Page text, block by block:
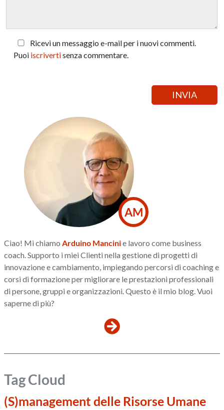
Ricevi un messaggio e-mail per i nuovi commenti.
Puoi iscrivertisenza commentare.
AM
Ciao! Mi chiamo Arduino Mancinie lavoro come business
coach. Supporto i miei Clienti nella gestione di progetti di
innovazione e cambiamento, impiegando percorsi di coaching e
corsi di formazione per migliorare le prestazioni professionali
di persone, gruppi e organizzazioni. Questo è il mio blog. Vuoi
saperne di più?
Tag Cloud
(S)management delle Risorse Umane